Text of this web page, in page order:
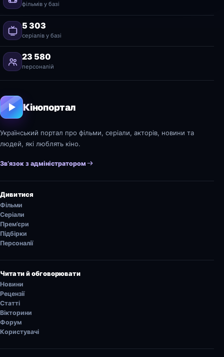
фільмів у базі
5 303
серіалів у базі
23 580
персоналій
Кінопортал
Український портал про фільми, серіали, акторів, новини та
людей, які люблять кіно.
Зв’язок з адміністратором
Дивитися
Фільми
Серіали
Прем’єри
Підбірки
Персоналії
Читати й обговорювати
Новини
Рецензії
Статті
Вікторини
Форум
Користувачі